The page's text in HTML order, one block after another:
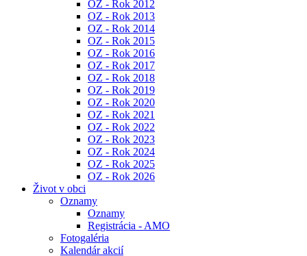
OZ - Rok 2012
OZ - Rok 2013
OZ - Rok 2014
OZ - Rok 2015
OZ - Rok 2016
OZ - Rok 2017
OZ - Rok 2018
OZ - Rok 2019
OZ - Rok 2020
OZ - Rok 2021
OZ - Rok 2022
OZ - Rok 2023
OZ - Rok 2024
OZ - Rok 2025
OZ - Rok 2026
Život v obci
Oznamy
Oznamy
Registrácia - AMO
Fotogaléria
Kalendár akcií